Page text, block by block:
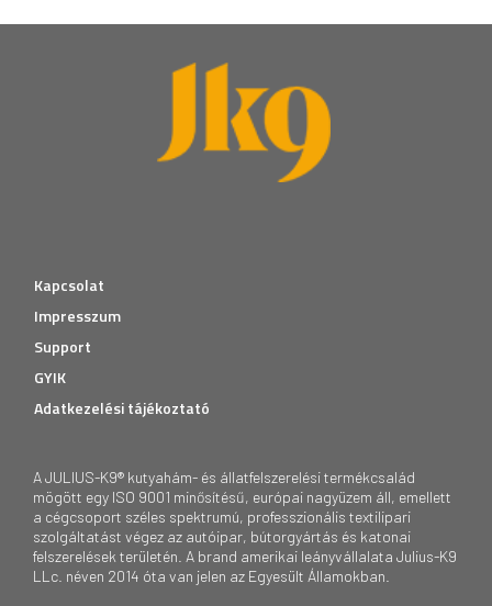
Kapcsolat
Impresszum
Support
GYIK
Adatkezelési tájékoztató
A JULIUS-K9® kutyahám- és állatfelszerelési termékcsalád
mögött egy ISO 9001 minősítésű, európai nagyüzem áll, emellett
a cégcsoport széles spektrumú, professzionális textilipari
szolgáltatást végez az autóipar, bútorgyártás és katonai
felszerelések területén. A brand amerikai leányvállalata Julius-K9
LLc. néven 2014 óta van jelen az Egyesült Államokban.